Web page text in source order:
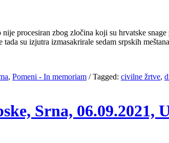
procesiran zbog zločina koji su hrvatske
su izjutra izmasakrirale sedam srpskih
, Pomeni - In memoriam /Tagged: civilne žrtve,
Srna,